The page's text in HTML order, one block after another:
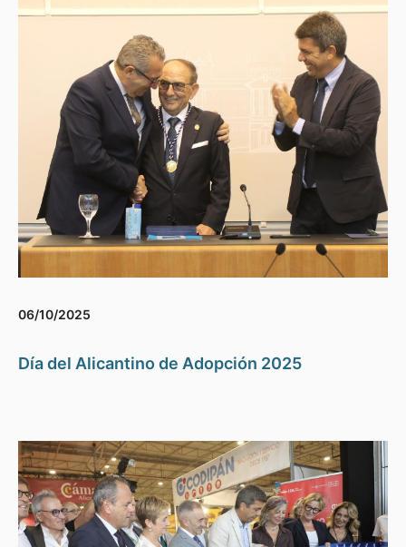
06/10/2025
Día del Alicantino de Adopción 2025